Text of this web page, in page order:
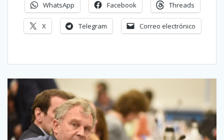
WhatsApp Facebook Threads
X Telegram Correo electrónico